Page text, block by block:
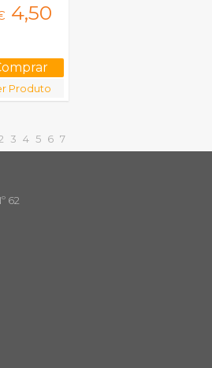
4,50
Produto
3 4 5 6 7
62